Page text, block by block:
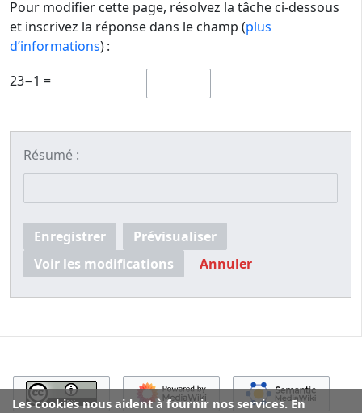
Pour modifier cette page, résolvez la tâche ci-dessous
et inscrivez la réponse dans le champ (plus
d’informations) :
23−1 =
Résumé :
Enregistrer
Prévisualiser
Voir les modifications
Annuler
Les cookies nous aident à fournir nos services. En